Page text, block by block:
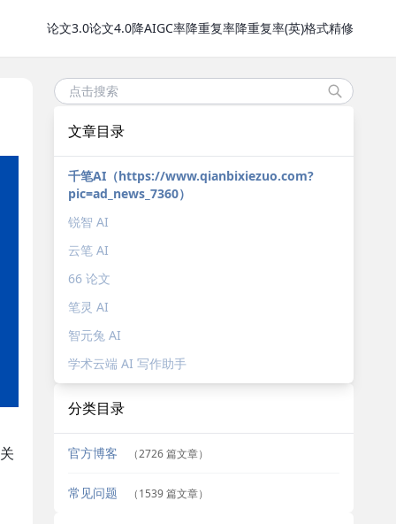
论文3.0论文4.0降AIGC率降重复率降重复率(英)格式精修
文章目录
千笔AI（https://www.qianbixiezuo.com?
pic=ad_news_7360）
锐智 AI
云笔 AI
66 论文
笔灵 AI
智元兔 AI
学术云端 AI 写作助手
分类目录
官方博客 （2726 篇文章）
常见问题 （1539 篇文章）